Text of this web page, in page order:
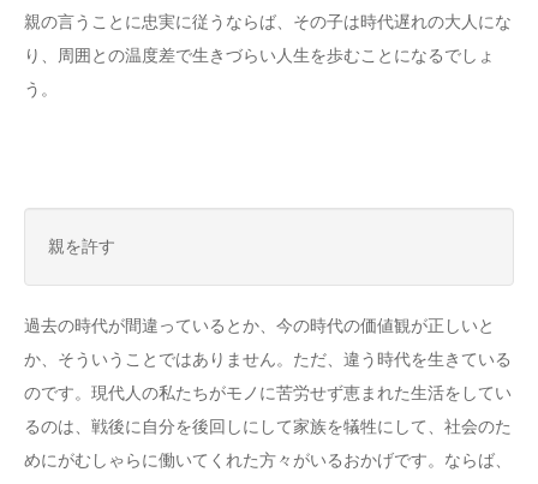
親の言うことに忠実に従うならば、その子は時代遅れの大人にな
り、周囲との温度差で生きづらい人生を歩むことになるでしょ
う。
親を許す
過去の時代が間違っているとか、今の時代の価値観が正しいと
か、そういうことではありません。ただ、違う時代を生きている
のです。現代人の私たちがモノに苦労せず恵まれた生活をしてい
るのは、戦後に自分を後回しにして家族を犠牲にして、社会のた
めにがむしゃらに働いてくれた方々がいるおかげです。ならば、